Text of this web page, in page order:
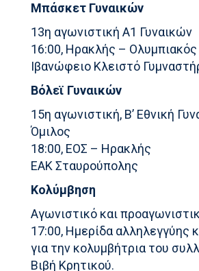
Μπάσκετ Γυναικών
13η αγωνιστική Α1 Γυναικών
16:00, Ηρακλής – Ολυμπιακός
Ιβανώφειο Κλειστό
Βόλεϊ Γυναικών
15η αγωνιστική, Β’ Εθνική
Όμιλος
18:00, ΕΟΣ – Ηρακλής
ΕΑΚ Σταυρούπολης
Κολύμβηση
Αγωνιστικό και
17:00, Ημερίδα αλληλεγγύης
για την κολυμβήτρια του
Βιβή Κρητικού.